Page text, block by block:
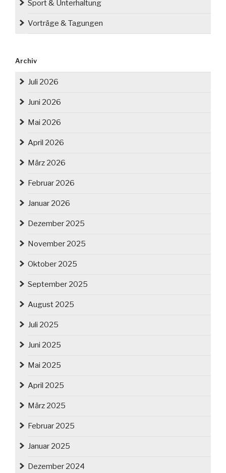
Sport & Unterhaltung
Vorträge & Tagungen
Archiv
Juli 2026
Juni 2026
Mai 2026
April 2026
März 2026
Februar 2026
Januar 2026
Dezember 2025
November 2025
Oktober 2025
September 2025
August 2025
Juli 2025
Juni 2025
Mai 2025
April 2025
März 2025
Februar 2025
Januar 2025
Dezember 2024